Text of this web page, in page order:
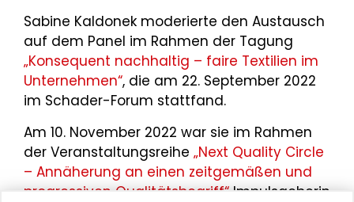
Sabine Kaldonek moderierte den Austausch
auf dem Panel im Rahmen der Tagung
„Konsequent nachhaltig – faire Textilien im
Unternehmen“, die am 22. September 2022
im Schader-Forum stattfand.
Am 10. November 2022 war sie im Rahmen
der Veranstaltungsreihe „Next Quality Circle
– Annäherung an einen zeitgemäßen und
progressiven Qualitätsbegriff“Impulsgeberin